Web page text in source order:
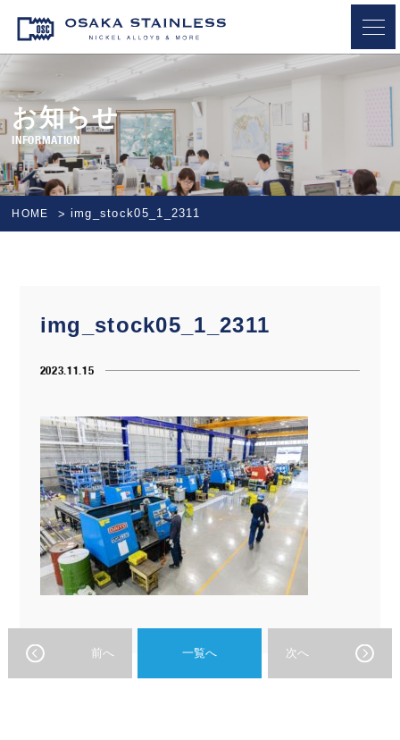
OSAKA STAINLESS
お知らせ
INFORMATION
HOME img_stock05_1_2311
img_stock05_1_2311
2023.11.15
前へ 一覧へ 次へ